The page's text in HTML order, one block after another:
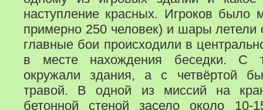
наступление красных. Игроков было
примерно 250 человек) и шары
главные бои происходили в
в месте нахождения беседки. С
окружали здания, а с четвёртой
травой. В одной из миссий на
бетонной стеной засело около 10-